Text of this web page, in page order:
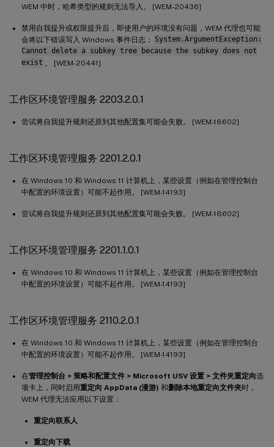
WEM 中时，哈希类型的规则无法导入。 [WEM-20436]
禁用自我提升或权限提升后，即使用户的环境没有问题，WEM 代理也可能
会将以下错误写入 Windows 事件日志：
System.ArgumentException:
Cannot delete a subkey tree because the subkey does not
exist 。 [WEM-20441]
工作区环境管理服务 2203.2.0.1
尝试将自我提升规则还原到其他配置集可能会失败。 [WEM-18602]
工作区环境管理服务 2201.2.0.1
在 Windows 10 和 Windows 11 计算机上，某些设置（例如在管理控制台
中配置的环境设置）可能不起作用。 [WEM-14193]
尝试将自我提升规则还原到其他配置集可能会失败。 [WEM-18602]
工作区环境管理服务 2201.1.0.1
在 Windows 10 和 Windows 11 计算机上，某些设置（例如在管理控制台
中配置的环境设置）可能不起作用。 [WEM-14193]
工作区环境管理服务 2110.2.0.1
在 Windows 10 和 Windows 11 计算机上，某些设置（例如在管理控制台
中配置的环境设置）可能不起作用。 [WEM-14193]
在管理控制台 > 策略和配置文件 > Microsoft USV 设置 > 文件夹重定向选
项卡上，同时启用重定向 AppData (漫游) 和删除本地重定向文件夹时，
WEM 代理无法应用以下设置：
重定向联系人
重定向下载